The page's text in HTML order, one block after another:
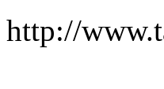
http://